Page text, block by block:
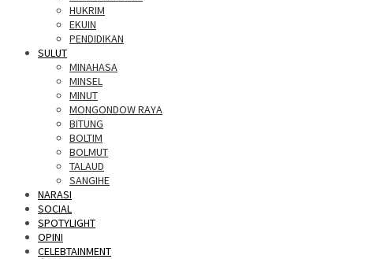
HUKRIM
EKUIN
PENDIDIKAN
SULUT
MINAHASA
MINSEL
MINUT
MONGONDOW RAYA
BITUNG
BOLTIM
BOLMUT
TALAUD
SANGIHE
NARASI
SOCIAL
SPOTYLIGHT
OPINI
CELEBTAINMENT